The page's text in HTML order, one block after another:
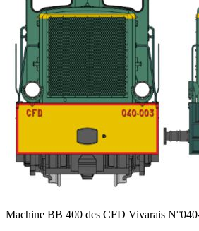
Machine BB 400 des CFD Vivarais